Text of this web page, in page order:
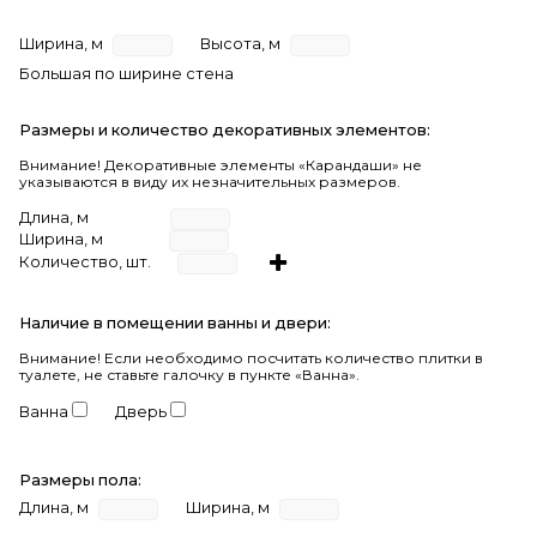
Ширина, м
Высота, м
Большая по ширине стена
Размеры и количество декоративных элементов:
Внимание! Декоративные элементы «Карандаши» не
указываются в виду их незначительных размеров.
Длина, м
Ширина, м
Количество, шт.
Наличие в помещении ванны и двери:
Внимание! Если необходимо посчитать количество плитки в
туалете, не ставьте галочку в пункте «Ванна».
Ванна Дверь
Размеры пола:
Длина, м
Ширина, м